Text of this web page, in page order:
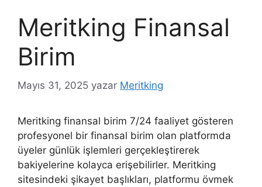
Meritking Finansal
Birim
Mayıs 31, 2025 yazar Meritking
Meritking finansal birim 7/24 faaliyet gösteren
profesyonel bir finansal birim olan platformda
üyeler günlük işlemleri gerçekleştirerek
bakiyelerine kolayca erişebilirler. Meritking
sitesindeki şikayet başlıkları, platformu övmek